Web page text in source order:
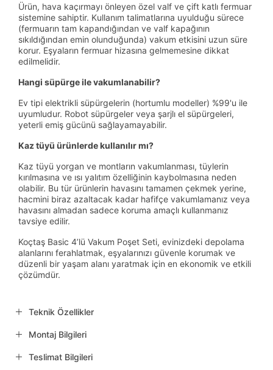
Ürün, hava kaçırmayı önleyen özel valf ve çift katlı fermuar
sistemine sahiptir. Kullanım talimatlarına uyulduğu sürece
(fermuarın tam kapandığından ve valf kapağının
sıkıldığından emin olunduğunda) vakum etkisini uzun süre
korur. Eşyaların fermuar hizasına gelmemesine dikkat
edilmelidir.
Hangi süpürge ile vakumlanabilir?
Ev tipi elektrikli süpürgelerin (hortumlu modeller) %99'u ile
uyumludur. Robot süpürgeler veya şarjlı el süpürgeleri,
yeterli emiş gücünü sağlayamayabilir.
Kaz tüyü ürünlerde kullanılır mı?
Kaz tüyü yorgan ve montların vakumlanması, tüylerin
kırılmasına ve ısı yalıtım özelliğinin kaybolmasına neden
olabilir. Bu tür ürünlerin havasını tamamen çekmek yerine,
hacmini biraz azaltacak kadar hafifçe vakumlamanız veya
havasını almadan sadece koruma amaçlı kullanmanız
tavsiye edilir.
Koçtaş Basic 4’lü Vakum Poşet Seti, evinizdeki depolama
alanlarını ferahlatmak, eşyalarınızı güvenle korumak ve
düzenli bir yaşam alanı yaratmak için en ekonomik ve etkili
çözümdür.
Teknik Özellikler
Montaj Bilgileri
Teslimat Bilgileri